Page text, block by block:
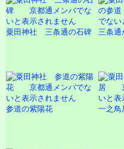
粟田神社 三条通の石碑 三条通
参道の紫陽花 一之鳥